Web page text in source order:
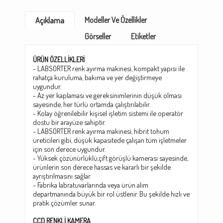
Açıklama
Modeller Ve Özellikler
Görseller
Etiketler
ÜRÜN ÖZELLİKLERİ
- LABSORTER renk ayırma makinesi, kompakt yapısı ile
rahatça kuruluma, bakıma ve yer değiştirmeye
uygundur.
- Az yer kaplaması ve gereksinimlerinin düşük olması
sayesinde, her türlü ortamda çalıştırılabilir.
- Kolay öğrenilebilir kişisel işletim sistemi ile operatör
dostu bir arayüze sahiptir.
- LABSORTER renk ayırma makinesi, hibrit tohum
üreticileri gibi, düşük kapasitede çalışan tüm işletmeler
için son derece uygundur.
- Yüksek çözünürlüklü,çift görüşlü kamerası sayesinde,
ürünlerin son derece hassas ve kararlı bir şekilde
ayrıştırılmasını sağlar.
- Fabrika labratuvarlarında veya ürün alım
departmanında büyük bir rol üstlenir. Bu şekilde hızlı ve
pratik çözümler sunar.
CCD RENKLİ KAMERA